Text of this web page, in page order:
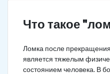
Что такое
Ломка после
является тяжелым
состоянием человека. В